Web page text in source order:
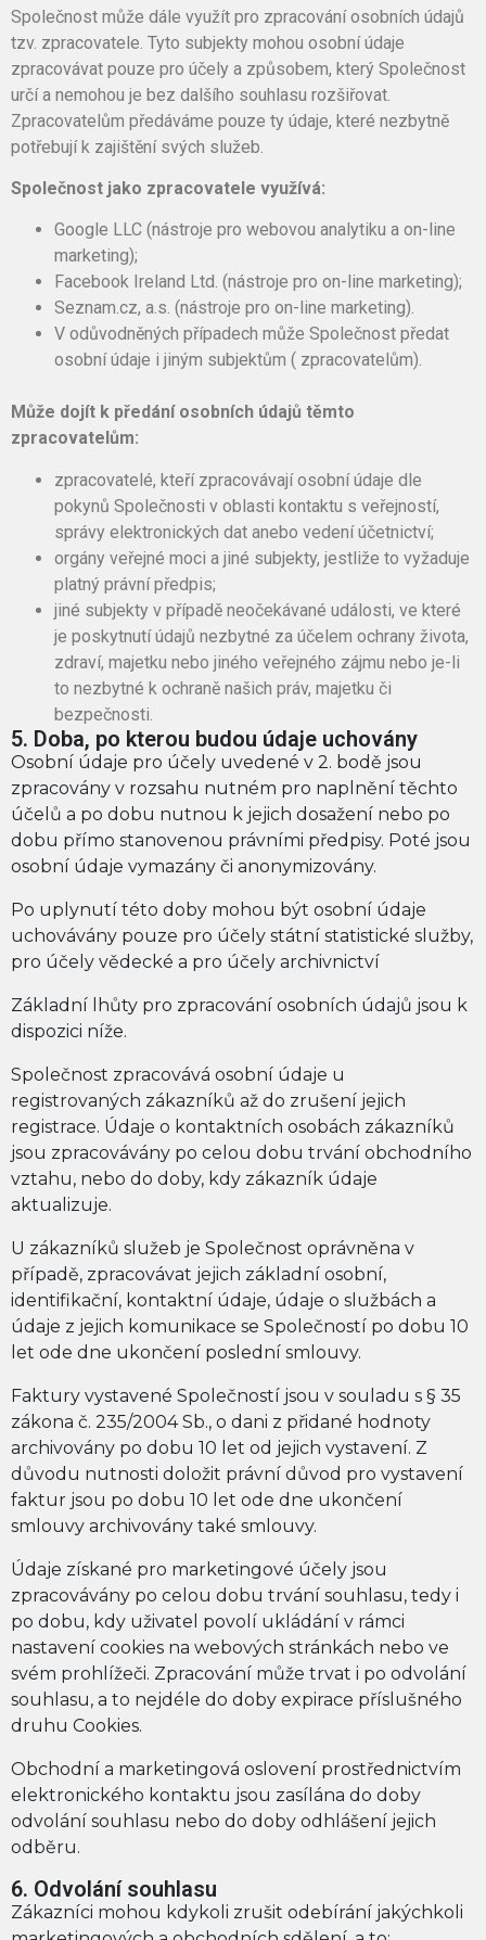
Společnost může dále využít pro zpracování osobních údajů
tzv. zpracovatele. Tyto subjekty mohou osobní údaje
zpracovávat pouze pro účely a způsobem, který Společnost
určí a nemohou je bez dalšího souhlasu rozšiřovat.
Zpracovatelům předáváme pouze ty údaje, které nezbytně
potřebují k zajištění svých služeb.
Společnost jako zpracovatele využívá:
Google LLC (nástroje pro webovou analytiku a on-line
marketing);
Facebook Ireland Ltd. (nástroje pro on-line marketing);
Seznam.cz, a.s. (nástroje pro on-line marketing).
V odůvodněných případech může Společnost předat
osobní údaje i jiným subjektům ( zpracovatelům).
Může dojít k předání osobních údajů těmto
zpracovatelům:
zpracovatelé, kteří zpracovávají osobní údaje dle
pokynů Společnosti v oblasti kontaktu s veřejností,
správy elektronických dat anebo vedení účetnictví;
orgány veřejné moci a jiné subjekty, jestliže to vyžaduje
platný právní předpis;
jiné subjekty v případě neočekávané události, ve které
je poskytnutí údajů nezbytné za účelem ochrany života,
zdraví, majetku nebo jiného veřejného zájmu nebo je-li
to nezbytné k ochraně našich práv, majetku či
bezpečnosti.
5. Doba, po kterou budou údaje uchovány
Osobní údaje pro účely uvedené v 2. bodě jsou
zpracovány v rozsahu nutném pro naplnění těchto
účelů a po dobu nutnou k jejich dosažení nebo po
dobu přímo stanovenou právními předpisy. Poté jsou
osobní údaje vymazány či anonymizovány.
Po uplynutí této doby mohou být osobní údaje
uchovávány pouze pro účely státní statistické služby,
pro účely vědecké a pro účely archivnictví
Základní lhůty pro zpracování osobních údajů jsou k
dispozici níže.
Společnost zpracovává osobní údaje u
registrovaných zákazníků až do zrušení jejich
registrace. Údaje o kontaktních osobách zákazníků
jsou zpracovávány po celou dobu trvání obchodního
vztahu, nebo do doby, kdy zákazník údaje
aktualizuje.
U zákazníků služeb je Společnost oprávněna v
případě, zpracovávat jejich základní osobní,
identifikační, kontaktní údaje, údaje o službách a
údaje z jejich komunikace se Společností po dobu 10
let ode dne ukončení poslední smlouvy.
Faktury vystavené Společností jsou v souladu s § 35
zákona č. 235/2004 Sb., o dani z přidané hodnoty
archivovány po dobu 10 let od jejich vystavení. Z
důvodu nutnosti doložit právní důvod pro vystavení
faktur jsou po dobu 10 let ode dne ukončení
smlouvy archivovány také smlouvy.
Údaje získané pro marketingové účely jsou
zpracovávány po celou dobu trvání souhlasu, tedy i
po dobu, kdy uživatel povolí ukládání v rámci
nastavení cookies na webových stránkách nebo ve
svém prohlížeči. Zpracování může trvat i po odvolání
souhlasu, a to nejdéle do doby expirace příslušného
druhu Cookies.
Obchodní a marketingová oslovení prostřednictvím
elektronického kontaktu jsou zasílána do doby
odvolání souhlasu nebo do doby odhlášení jejich
odběru.
6. Odvolání souhlasu
Zákazníci mohou kdykoli zrušit odebírání jakýchkoli